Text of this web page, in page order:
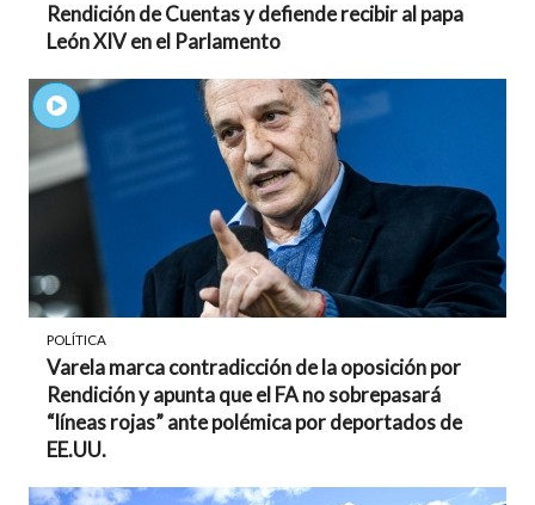
Rendición de Cuentas y defiende recibir al papa
León XIV en el Parlamento
POLÍTICA
Varela marca contradicción de la oposición por
Rendición y apunta que el FA no sobrepasará
“líneas rojas” ante polémica por deportados de
EE.UU.